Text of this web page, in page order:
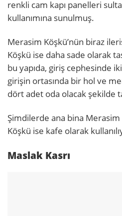
renkli cam kapı panelleri
kullanımına sunulmuş.
Merasim Köşkü’nün biraz
Köşkü ise daha sade olarak
bu yapıda, giriş cephesinde
girişin ortasında bir hol ve
dört adet oda olacak şekilde
Şimdilerde ana bina
Köşkü ise kafe olarak
Maslak Kasrı